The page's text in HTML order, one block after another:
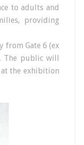
to adults and
providing
from Gate 6 (ex
The public will
the exhibition